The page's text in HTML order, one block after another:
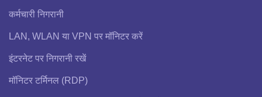
कर्मचारी निगरानी
LAN, WLAN या VPN पर मॉनिटर करें
इंटरनेट पर निगरानी रखें
मॉनिटर टर्मिनल (RDP)